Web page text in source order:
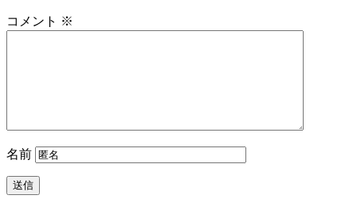
コメント ※
名前